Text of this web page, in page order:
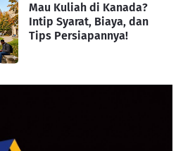
Mau Kuliah di Kanada?
Intip Syarat, Biaya, dan
Tips Persiapannya!